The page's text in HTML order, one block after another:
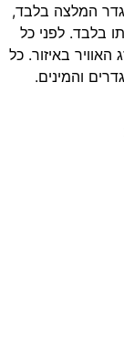
המלצה בלבד,
בלבד. לפני כל
באיזור. כל
והמינים.